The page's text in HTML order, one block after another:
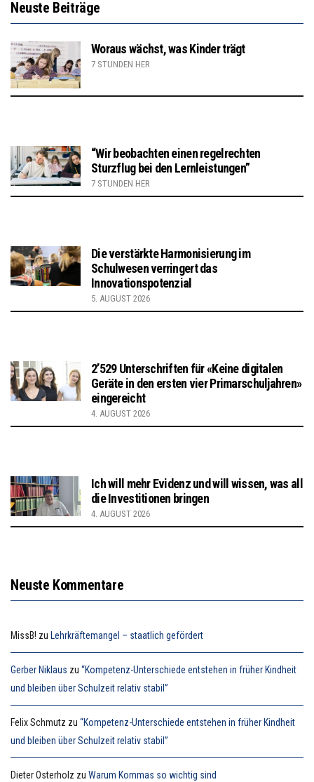
Neuste Beiträge
Woraus wächst, was Kinder trägt
7 STUNDEN HER
“Wir beobachten einen regelrechten
Sturzflug bei den Lernleistungen”
7 STUNDEN HER
Die verstärkte Harmonisierung im
Schulwesen verringert das
Innovationspotenzial
5. AUGUST 2026
2’529 Unterschriften für «Keine digitalen
Geräte in den ersten vier Primarschuljahren»
eingereicht
4. AUGUST 2026
Ich will mehr Evidenz und will wissen, was all
die Investitionen bringen
4. AUGUST 2026
Neuste Kommentare
MissB! zu Lehrkräftemangel – staatlich gefördert
Gerber Niklaus zu “Kompetenz-Unterschiede entstehen in früher Kindheit
und bleiben über Schulzeit relativ stabil”
Felix Schmutz zu “Kompetenz-Unterschiede entstehen in früher Kindheit
und bleiben über Schulzeit relativ stabil”
Dieter Osterholz zu Warum Kommas so wichtig sind